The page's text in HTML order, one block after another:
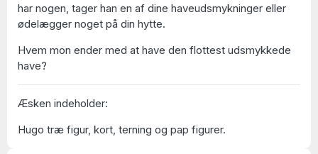
har nogen, tager han en af dine haveudsmykninger eller
ødelægger noget på din hytte.
Hvem mon ender med at have den flottest udsmykkede
have?
Æsken indeholder:
Hugo træ figur, kort, terning og pap figurer.